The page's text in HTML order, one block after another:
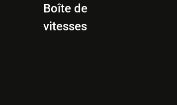
Boîte de
vitesses